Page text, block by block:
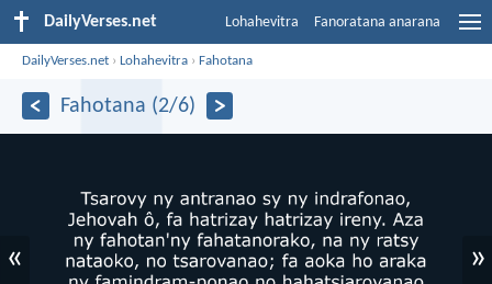
DailyVerses.net Lohahevitra Fanoratana anarana
DailyVerses.net ›Lohahevitra ›Fahotana
Fahotana (2/6)
« »